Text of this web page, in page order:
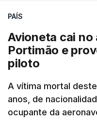
PAÍS
Avioneta cai no
Portimão e
piloto
A vítima mortal
anos, de
ocupante da